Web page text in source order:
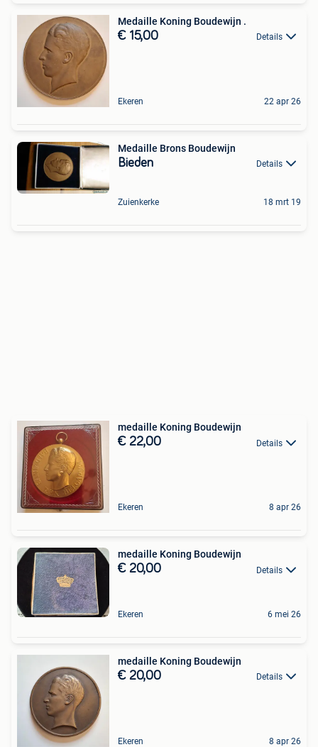
Medaille Koning Boudewijn .
€ 15,00 Details
Ekeren 22 apr 26
Medaille Brons Boudewijn
Bieden Details
Zuienkerke 18 mrt 19
medaille Koning Boudewijn
€ 22,00 Details
Ekeren 8 apr 26
medaille Koning Boudewijn
€ 20,00 Details
Ekeren 6 mei 26
medaille Koning Boudewijn
€ 20,00 Details
Ekeren 8 apr 26